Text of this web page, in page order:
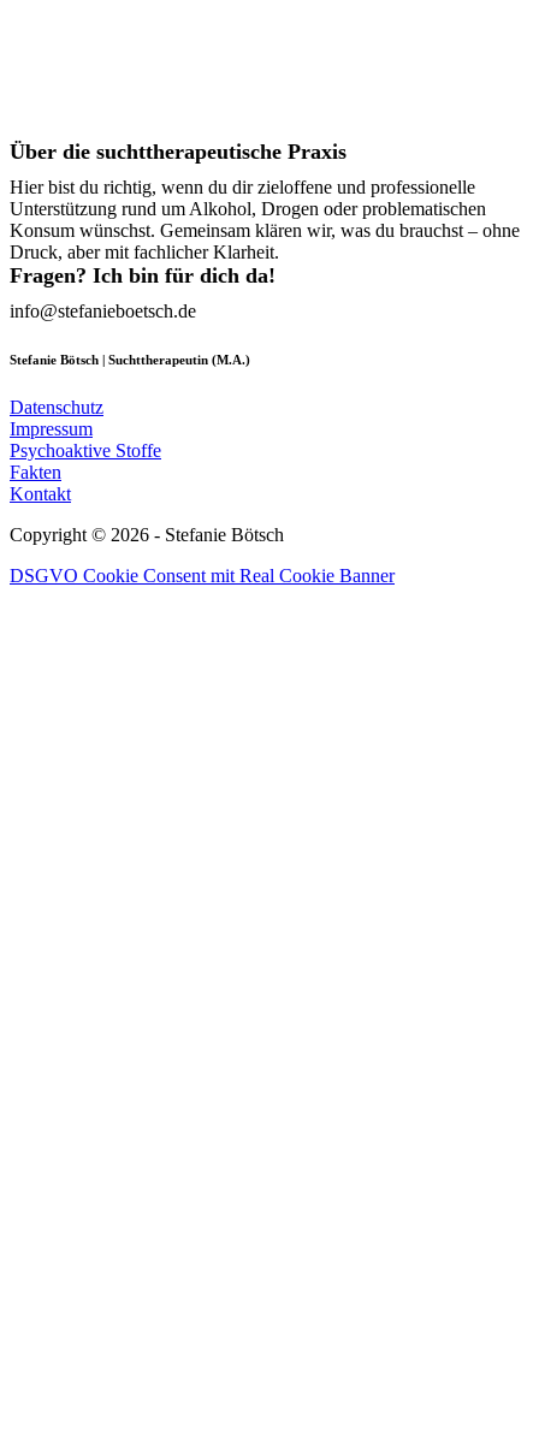
Über die suchttherapeutische Praxis
Hier bist du richtig, wenn du dir zieloffene und professionelle
Unterstützung rund um Alkohol, Drogen oder problematischen
Konsum wünschst. Gemeinsam klären wir, was du brauchst – ohne
Druck, aber mit fachlicher Klarheit.
Fragen? Ich bin für dich da!
info@stefanieboetsch.de
Stefanie Bötsch | Suchttherapeutin (M.A.)
Datenschutz
Impressum
Psychoaktive Stoffe
Fakten
Kontakt
Copyright © 2026 - Stefanie Bötsch
DSGVO Cookie Consent mit Real Cookie Banner